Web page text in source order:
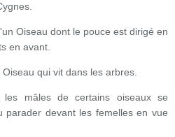
Oiseau dont le pouce est dirigé en
en avant.
qui vit dans les arbres.
les mâles de certains oiseaux se
parader devant les femelles en vue